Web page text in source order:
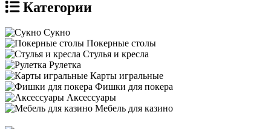
Категории
Сукно
Покерные столы
Стулья и кресла
Рулетка
Карты игральные
Фишки для покера
Аксессуары
Мебель для казино